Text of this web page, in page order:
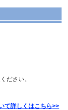
ださい。
て詳しくはこちら>>